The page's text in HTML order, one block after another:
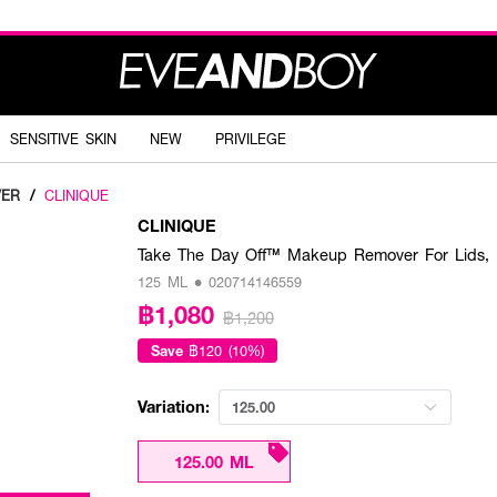
SENSITIVE SKIN NEW PRIVILEGE
/ CLINIQUE
CLINIQUE
Take The Day Off™ Makeup Remover For Lids,
125 ML • 020714146559
฿1,080 ฿1,200
Save ฿120 (10%)
Variation: 125.00
125.00 ML